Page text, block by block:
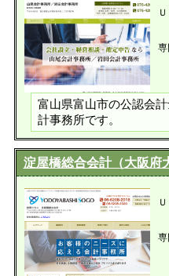
専
富山県富山市の公認会
計事務所です。
淀屋橋総合会計（大阪府
専